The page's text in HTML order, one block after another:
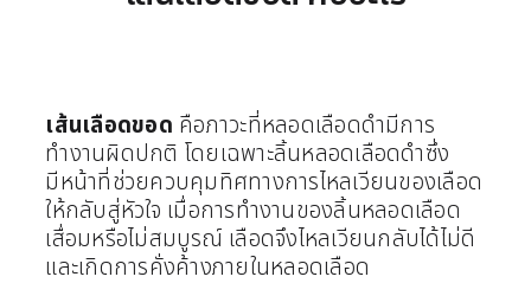
เส้นเลือดขอด คือภาวะที่หลอดเลือดดำมีการ
ทำงานผิดปกติ โดยเฉพาะลิ้นหลอดเลือดดำซึ่ง
มีหน้าที่ช่วยควบคุมทิศทางการไหลเวียนของเลือด
ให้กลับสู่หัวใจ เมื่อการทำงานของลิ้นหลอดเลือด
เสื่อมหรือไม่สมบูรณ์ เลือดจึงไหลเวียนกลับได้ไม่ดี
และเกิดการคั่งค้างภายในหลอดเลือด